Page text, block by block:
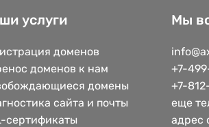
услуги
доменов
доменов к нам
домены
сайта и почты
сертификаты
Мы
+7-
+7-
еще
адрес